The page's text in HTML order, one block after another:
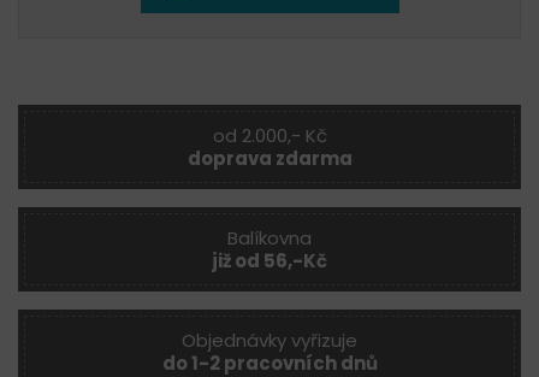
od 2.000,- Kč
doprava zdarma
Balíkovna
již od 56,-Kč
Objednávky vyřizuje
do 1-2 pracovních dnů